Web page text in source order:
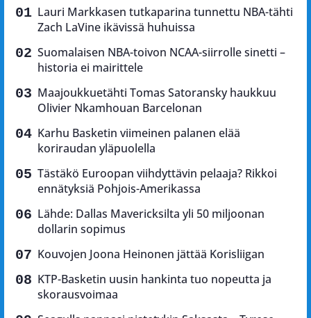
Lauri Markkasen tutkaparina tunnettu NBA-tähti
Zach LaVine ikävissä huhuissa
Suomalaisen NBA-toivon NCAA-siirrolle sinetti –
historia ei mairittele
Maajoukkuetähti Tomas Satoransky haukkuu
Olivier Nkamhouan Barcelonan
Karhu Basketin viimeinen palanen elää
koriraudan yläpuolella
Tästäkö Euroopan viihdyttävin pelaaja? Rikkoi
ennätyksiä Pohjois-Amerikassa
Lähde: Dallas Mavericksilta yli 50 miljoonan
dollarin sopimus
Kouvojen Joona Heinonen jättää Korisliigan
KTP-Basketin uusin hankinta tuo nopeutta ja
skorausvoimaa